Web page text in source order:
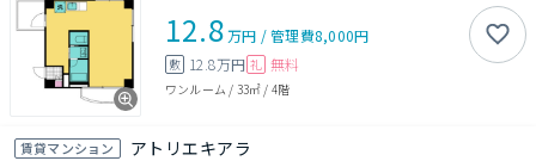
12.8万円 /管理費8,000円
敷 12.8万円 礼 無料
ワンルーム / 33㎡ / 4階
賃貸マンション アトリエキアラ